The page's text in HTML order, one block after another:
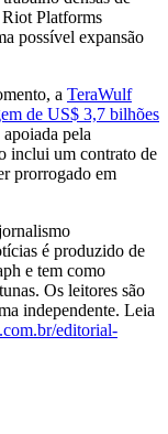
Platforms
possível expansão
a TeraWulf
de US$ 3,7 bilhões
pela
inclui um contrato de
prorrogado em
é produzido de
e tem como
Os leitores são
independente. Leia
editorial-